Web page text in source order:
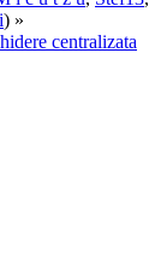
) »
centralizata